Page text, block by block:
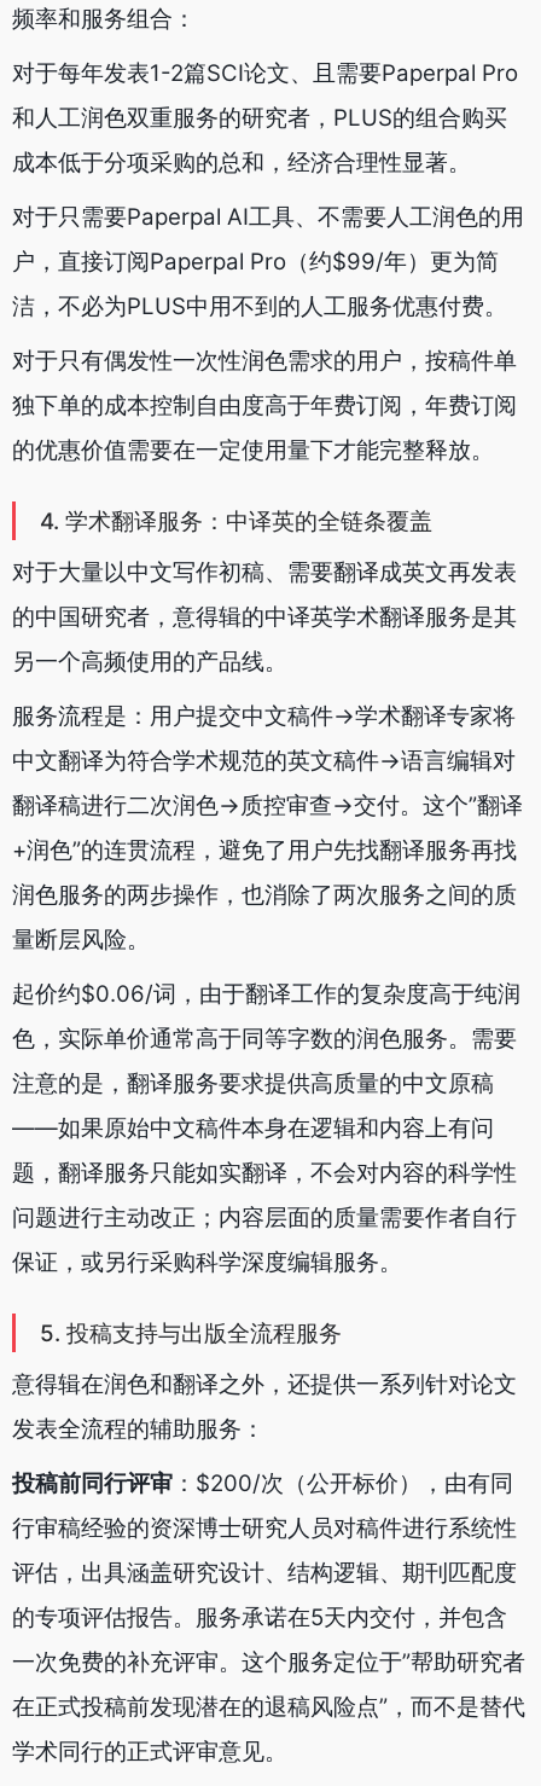
频率和服务组合：
对于每年发表1-2篇SCI论文、且需要Paperpal Pro
和人工润色双重服务的研究者，PLUS的组合购买
成本低于分项采购的总和，经济合理性显著。
对于只需要Paperpal AI工具、不需要人工润色的用
户，直接订阅Paperpal Pro（约$99/年）更为简
洁，不必为PLUS中用不到的人工服务优惠付费。
对于只有偶发性一次性润色需求的用户，按稿件单
独下单的成本控制自由度高于年费订阅，年费订阅
的优惠价值需要在一定使用量下才能完整释放。
4. 学术翻译服务：中译英的全链条覆盖
对于大量以中文写作初稿、需要翻译成英文再发表
的中国研究者，意得辑的中译英学术翻译服务是其
另一个高频使用的产品线。
服务流程是：用户提交中文稿件→学术翻译专家将
中文翻译为符合学术规范的英文稿件→语言编辑对
翻译稿进行二次润色→质控审查→交付。这个”翻译
+润色”的连贯流程，避免了用户先找翻译服务再找
润色服务的两步操作，也消除了两次服务之间的质
量断层风险。
起价约$0.06/词，由于翻译工作的复杂度高于纯润
色，实际单价通常高于同等字数的润色服务。需要
注意的是，翻译服务要求提供高质量的中文原稿
——如果原始中文稿件本身在逻辑和内容上有问
题，翻译服务只能如实翻译，不会对内容的科学性
问题进行主动改正；内容层面的质量需要作者自行
保证，或另行采购科学深度编辑服务。
5. 投稿支持与出版全流程服务
意得辑在润色和翻译之外，还提供一系列针对论文
发表全流程的辅助服务：
投稿前同行评审 ：$200/次（公开标价），由有同
行审稿经验的资深博士研究人员对稿件进行系统性
评估，出具涵盖研究设计、结构逻辑、期刊匹配度
的专项评估报告。服务承诺在5天内交付，并包含
一次免费的补充评审。这个服务定位于”帮助研究者
在正式投稿前发现潜在的退稿风险点”，而不是替代
学术同行的正式评审意见。